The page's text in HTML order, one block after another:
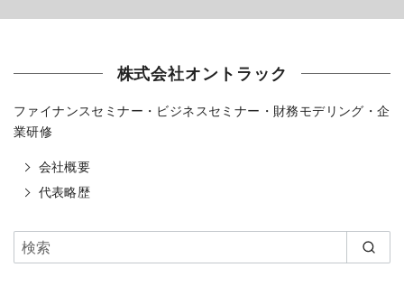
株式会社オントラック
ファイナンスセミナー・ビジネスセミナー・財務モデリング・企
業研修
会社概要
代表略歴